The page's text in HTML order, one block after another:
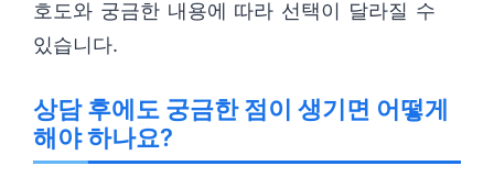
호도와 궁금한 내용에 따라 선택이 달라질 수
있습니다.
상담 후에도 궁금한 점이 생기면 어떻게
해야 하나요?